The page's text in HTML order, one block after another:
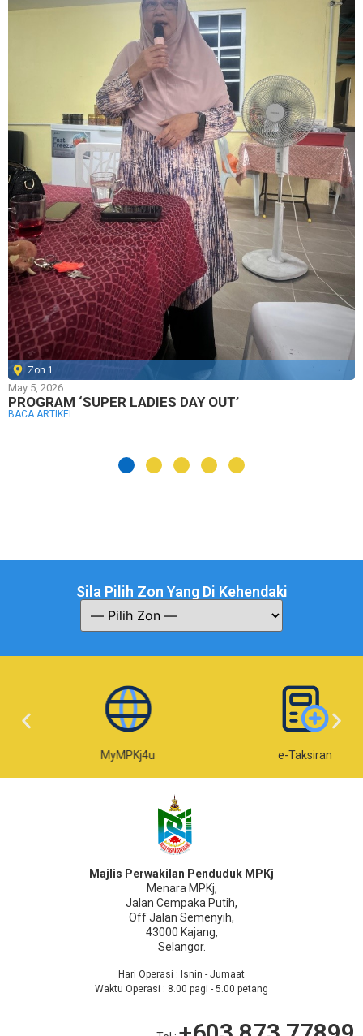
Zon 1
May 5, 2026
PROGRAM ‘SUPER LADIES DAY OUT’
BACA ARTIKEL
Sila Pilih Zon Yang Di Kehendaki
MyMPKj4u e-Taksiran
Majlis Perwakilan Penduduk MPKj
Menara MPKj,
Jalan Cempaka Putih,
Off Jalan Semenyih,
43000 Kajang,
Selangor.
Hari Operasi : Isnin - Jumaat
Waktu Operasi : 8.00 pagi - 5.00 petang